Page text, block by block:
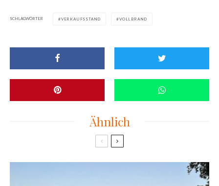
SCHLAGWÖRTER VERKAUFSSTAND VOLLBRAND
Ähnlich